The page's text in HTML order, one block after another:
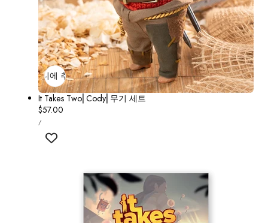
장바구니에 추가매진
It Takes Two⎢Cody⎢무기 세트
정
가
$57.00
단
가/당